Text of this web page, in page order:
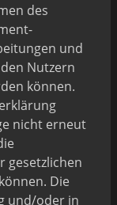
des
und
Nutzern
können.
nicht erneut
gesetzlichen
Die
und/oder in